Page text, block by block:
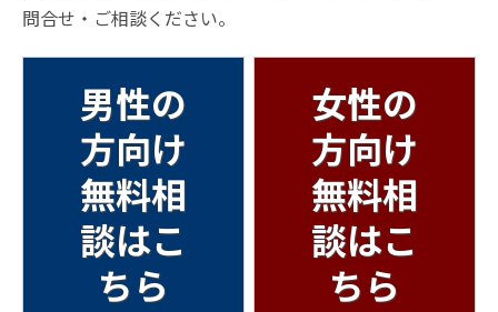
問合せ・ご相談ください。
男性の
方向け
無料相
談はこ
ちら
女性の
方向け
無料相
談はこ
ちら